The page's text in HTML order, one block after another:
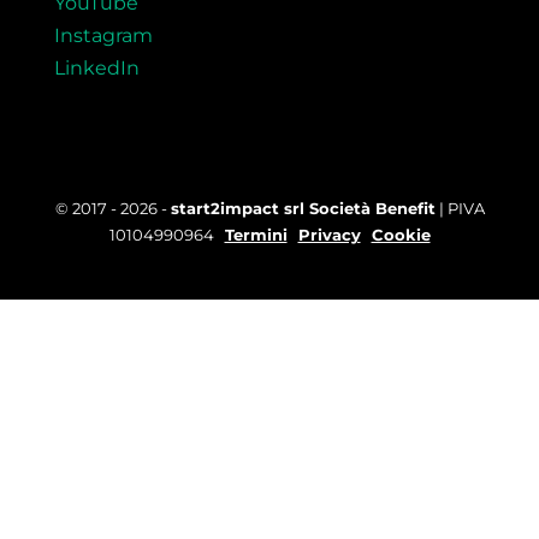
Instagram
LinkedIn
© 2017 - 2026 -start2impact srl Società Benefit | PIVA
10104990964 Termini Privacy Cookie